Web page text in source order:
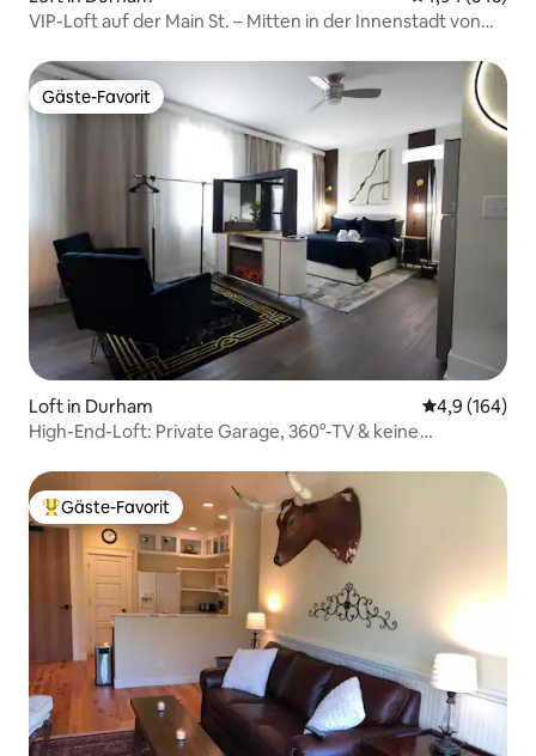
VIP-Loft auf der Main St. – Mitten in der Innenstadt von
Gäste-Favorit
Gäste-Favorit
Loft in Durham
4,9 (164)
High-End-Loft: Private Garage, 360°-TV & keine
Beliebter Gäste-Favorit.
Gäste-Favorit